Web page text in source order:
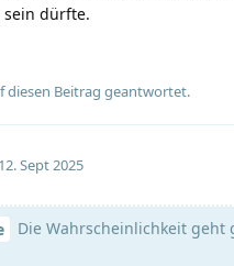
sein dürfte.
diesen Beitrag geantwortet.
12. Sept 2025
Die Wahrscheinlichkeit geht